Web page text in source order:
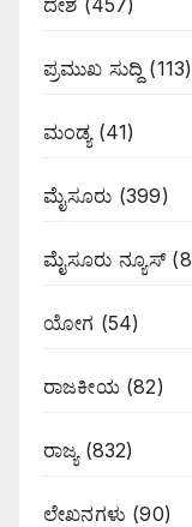
ಪ್ರಮುಖ ಸುದ್ದಿ (113)
ಮಂಡ್ಯ(41)
ಮೈಸೂರು (399)
ಮೈಸೂರು ನ್ಯೂಸ್
ಯೋಗ (54)
ರಾಜಕೀಯ(82)
ರಾಜ್ಯ(832)
ಲೇಖನಗಳು (90)